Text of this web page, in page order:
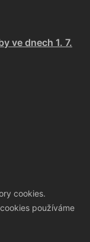
ve dnech 1. 7.
cookies.
používáme